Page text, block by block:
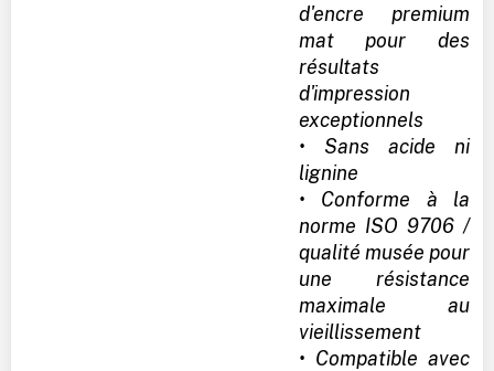
d'encre premium
mat pour des
résultats
d'impression
exceptionnels
• Sans acide ni
lignine
• Conforme à la
norme ISO 9706 /
qualité musée pour
une résistance
maximale au
vieillissement
• Compatible avec